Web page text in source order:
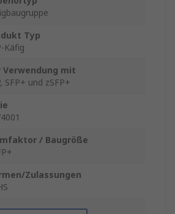
Typ
Käfig
Verwendung mit
SFP+ und zSFP+
/ Baugröße
Zulassungen